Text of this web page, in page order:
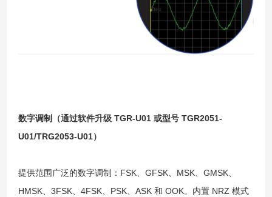
数字调制（通过软件升级 TGR-U01 或型号 TGR2051-
U01/TRG2053-U01）
提供范围广泛的数字调制：FSK、GFSK、MSK、GMSK、
HMSK、3FSK、4FSK、PSK、ASK 和 OOK。内置 NRZ 模式